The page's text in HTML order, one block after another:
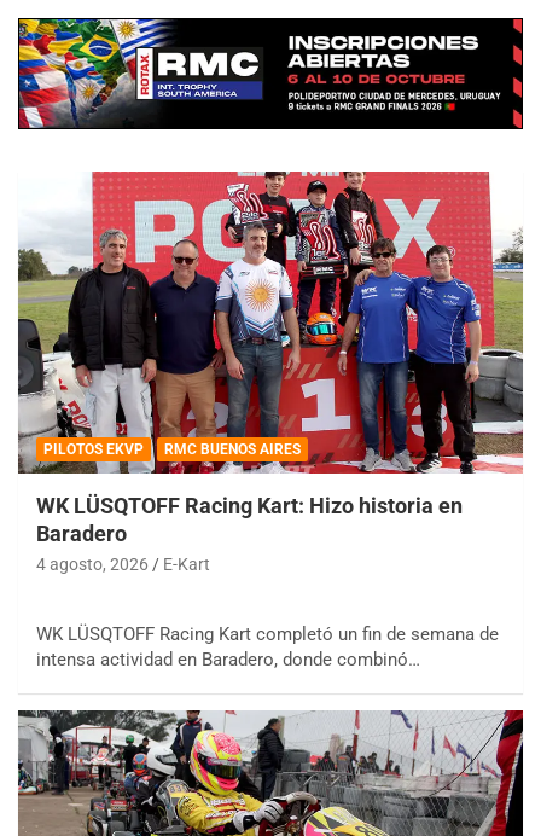
PILOTOS EKVP RMC BUENOS AIRES
WK LÜSQTOFF Racing Kart: Hizo historia en
Baradero
4 agosto, 2026 E-Kart
WK LÜSQTOFF Racing Kart completó un fin de semana de
intensa actividad en Baradero, donde combinó…